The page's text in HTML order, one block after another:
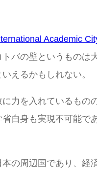
Academic
バの壁というもの
えるかもしれない。
力を入れているもの
自身も実現不可能
本の周辺国であり、経